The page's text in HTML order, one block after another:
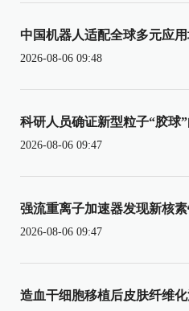
中国机器人适配全球多元应
2026-08-06 09:48
科研人员确证新型粒子“胶球
2026-08-06 09:47
强流重离子加速器发现新核素
2026-08-06 09:47
造血干细胞移植后皮肤纤维